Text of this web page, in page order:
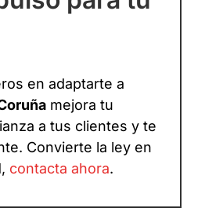
en adaptarte a
mejora tu
a tus clientes y te
Convierte la ley en
contacta ahora.